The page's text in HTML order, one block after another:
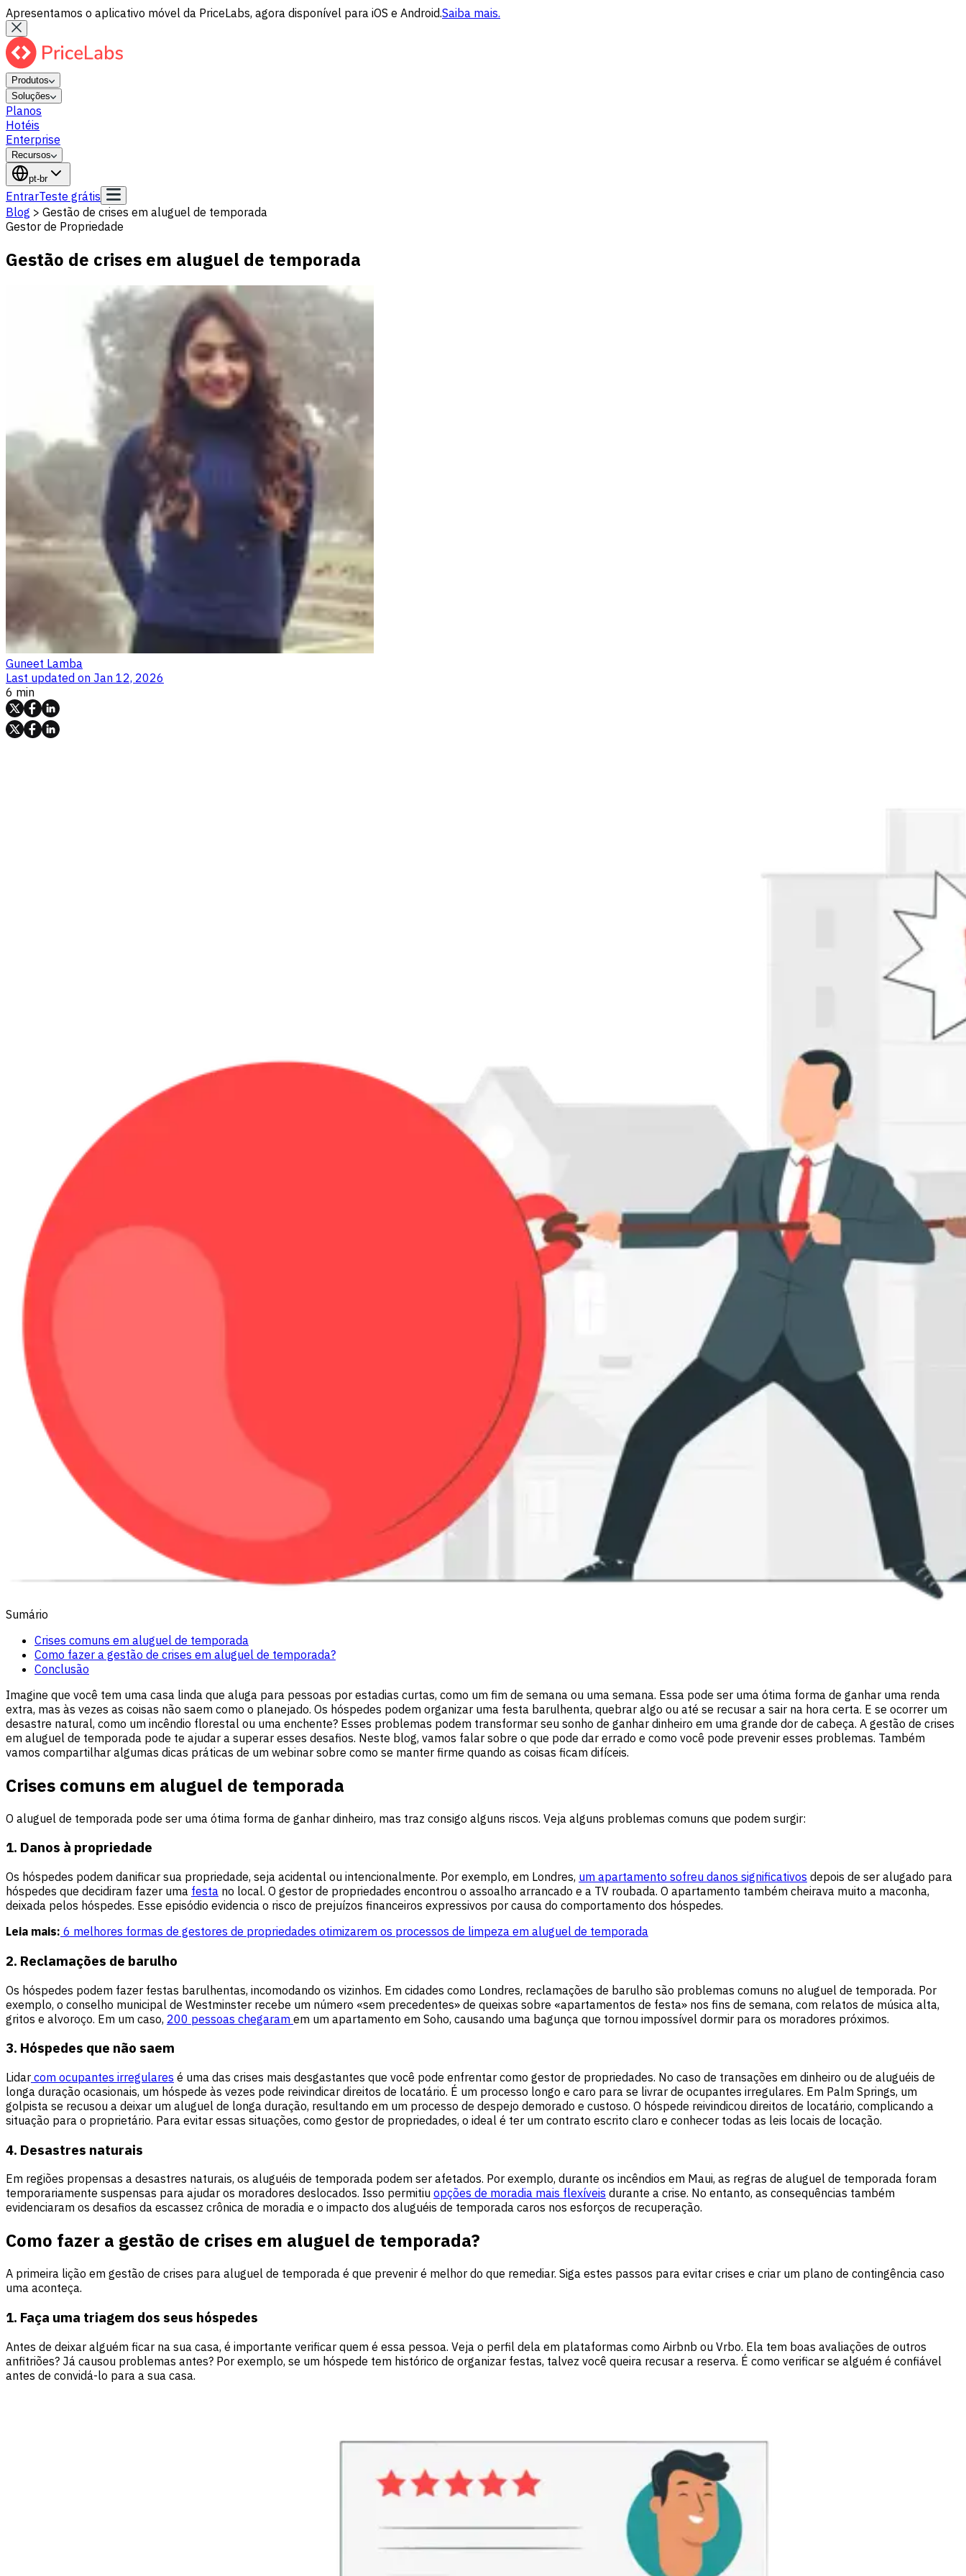
Apresentamos o aplicativo móvel da PriceLabs, agora disponível para iOS e Android.Saiba mais.
Produtos
Soluções
Planos
Hotéis
Enterprise
Recursos
pt-br
EntrarTeste grátis
Blog > Gestão de crises em aluguel de temporada
Gestor de Propriedade
Gestão de crises em aluguel de temporada
Guneet Lamba
Last updated on Jan 12, 2026
6 min
Sumário
Crises comuns em aluguel de temporada
Como fazer a gestão de crises em aluguel de temporada?
Conclusão
Imagine que você tem uma casa linda que aluga para pessoas por estadias curtas, como um fim de semana ou uma semana. Essa pode ser uma ótima forma de ganhar uma renda
extra, mas às vezes as coisas não saem como o planejado. Os hóspedes podem organizar uma festa barulhenta, quebrar algo ou até se recusar a sair na hora certa. E se ocorrer um
desastre natural, como um incêndio florestal ou uma enchente? Esses problemas podem transformar seu sonho de ganhar dinheiro em uma grande dor de cabeça. A gestão de crises
em aluguel de temporada pode te ajudar a superar esses desafios. Neste blog, vamos falar sobre o que pode dar errado e como você pode prevenir esses problemas. Também
vamos compartilhar algumas dicas práticas de um webinar sobre como se manter firme quando as coisas ficam difíceis.
Crises comuns em aluguel de temporada
O aluguel de temporada pode ser uma ótima forma de ganhar dinheiro, mas traz consigo alguns riscos. Veja alguns problemas comuns que podem surgir:
1. Danos à propriedade
Os hóspedes podem danificar sua propriedade, seja acidental ou intencionalmente. Por exemplo, em Londres, um apartamento sofreu danos significativos depois de ser alugado para
hóspedes que decidiram fazer uma festa no local. O gestor de propriedades encontrou o assoalho arrancado e a TV roubada. O apartamento também cheirava muito a maconha,
deixada pelos hóspedes. Esse episódio evidencia o risco de prejuízos financeiros expressivos por causa do comportamento dos hóspedes.
Leia mais: 6 melhores formas de gestores de propriedades otimizarem os processos de limpeza em aluguel de temporada
2. Reclamações de barulho
Os hóspedes podem fazer festas barulhentas, incomodando os vizinhos. Em cidades como Londres, reclamações de barulho são problemas comuns no aluguel de temporada. Por
exemplo, o conselho municipal de Westminster recebe um número «sem precedentes» de queixas sobre «apartamentos de festa» nos fins de semana, com relatos de música alta,
gritos e alvoroço. Em um caso, 200 pessoas chegaram em um apartamento em Soho, causando uma bagunça que tornou impossível dormir para os moradores próximos.
3. Hóspedes que não saem
Lidar com ocupantes irregulares é uma das crises mais desgastantes que você pode enfrentar como gestor de propriedades. No caso de transações em dinheiro ou de aluguéis de
longa duração ocasionais, um hóspede às vezes pode reivindicar direitos de locatário. É um processo longo e caro para se livrar de ocupantes irregulares. Em Palm Springs, um
golpista se recusou a deixar um aluguel de longa duração, resultando em um processo de despejo demorado e custoso. O hóspede reivindicou direitos de locatário, complicando a
situação para o proprietário. Para evitar essas situações, como gestor de propriedades, o ideal é ter um contrato escrito claro e conhecer todas as leis locais de locação.
4. Desastres naturais
Em regiões propensas a desastres naturais, os aluguéis de temporada podem ser afetados. Por exemplo, durante os incêndios em Maui, as regras de aluguel de temporada foram
temporariamente suspensas para ajudar os moradores deslocados. Isso permitiu opções de moradia mais flexíveis durante a crise. No entanto, as consequências também
evidenciaram os desafios da escassez crônica de moradia e o impacto dos aluguéis de temporada caros nos esforços de recuperação.
Como fazer a gestão de crises em aluguel de temporada?
A primeira lição em gestão de crises para aluguel de temporada é que prevenir é melhor do que remediar. Siga estes passos para evitar crises e criar um plano de contingência caso
uma aconteça.
1. Faça uma triagem dos seus hóspedes
Antes de deixar alguém ficar na sua casa, é importante verificar quem é essa pessoa. Veja o perfil dela em plataformas como Airbnb ou Vrbo. Ela tem boas avaliações de outros
anfitriões? Já causou problemas antes? Por exemplo, se um hóspede tem histórico de organizar festas, talvez você queira recusar a reserva. É como verificar se alguém é confiável
antes de convidá-lo para a sua casa.